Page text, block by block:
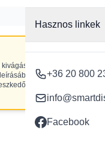
Hasznos linkek
+36 20 800
Facebook
NE
szereplő